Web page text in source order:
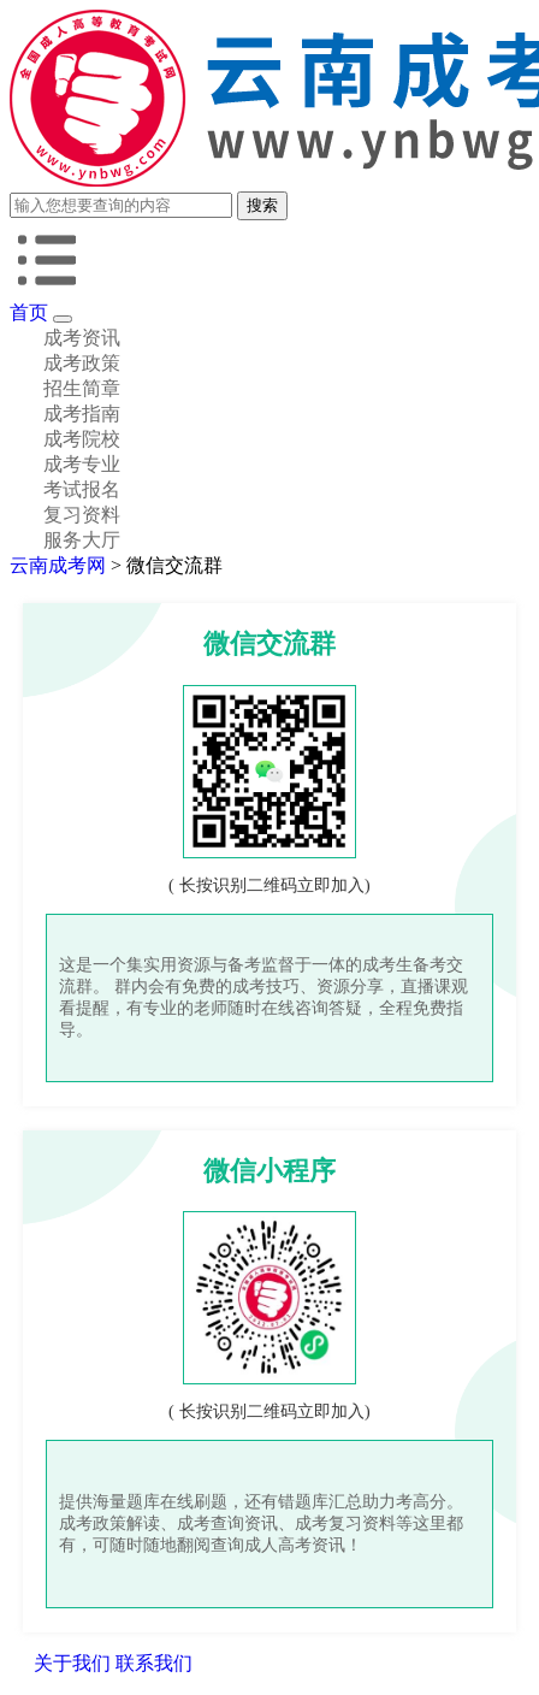
首页
成考资讯
成考政策
招生简章
成考指南
成考院校
成考专业
考试报名
复习资料
服务大厅
云南成考网 > 微信交流群
微信交流群
( 长按识别二维码立即加入)
这是一个集实用资源与备考监督于一体的成考生备考交
流群。 群内会有免费的成考技巧、资源分享，直播课观
看提醒，有专业的老师随时在线咨询答疑，全程免费指
导。
微信小程序
( 长按识别二维码立即加入)
提供海量题库在线刷题，还有错题库汇总助力考高分。
成考政策解读、成考查询资讯、成考复习资料等这里都
有，可随时随地翻阅查询成人高考资讯！
关于我们 联系我们